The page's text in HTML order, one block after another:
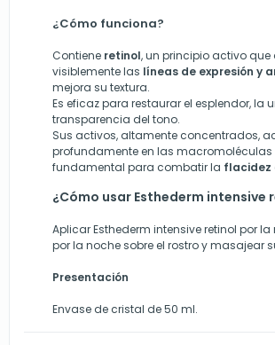
¿Cómo funciona?
Contiene retinol, un principio activo
visiblemente las líneas de expresión y
mejora su textura.
Es eficaz para restaurar el esplendor, la
transparencia del tono.
Sus activos, altamente concentrados,
profundamente en las macromoléculas
fundamental para combatir la flacidez
¿Cómo usar Esthederm intensive
Aplicar Esthederm intensive retinol por
por la noche sobre el rostro y masajear
Presentación
Envase de cristal de 50 ml.